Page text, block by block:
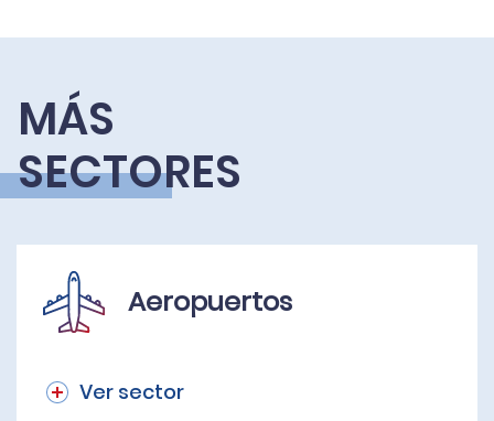
MÁS
SECTORES
Aeropuertos
Ver sector